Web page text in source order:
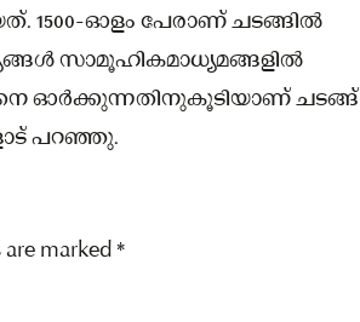
1500-ഓളം പേരാണ് ചടങ്ങില്‍
സാമൂഹികമാധ്യമങ്ങളില്‍
ഓര്‍ക്കുന്നതിനുകൂടിയാണ് ചടങ്ങ്
പറഞ്ഞു.
are marked*